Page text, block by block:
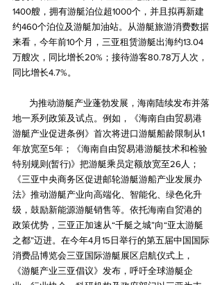
1400艘，拥有游艇泊位超1000个，并且拟再新建
约460个泊位及游艇加油站。从游艇旅游消费数据
来看，今年前10个月，三亚租赁游艇出海约13.04
万艘次，同比增长20%；接待游客80.78万人次，
同比增长4.7%。
为推动游艇产业蓬勃发展，海南陆续发布并落
地一系列政策及试点。例如，《海南自由贸易港
游艇产业促进条例》首次将进口游艇船龄限制从1
年放宽至5年；《海南自由贸易港游艇技术和检验
特别规则(暂行)》把游艇乘员定额放宽至26人；
《三亚中央商务区促进邮轮游艇游船产业发展办
法》推动游艇产业向高端化、智能化、绿色化升
级，鼓励新能源游艇销售等。依托海南自贸港的
政策优势，三亚正加速从“千艇之城”向“亚太游艇
之都”迈进。在今年4月15日举行的第五届中国国际
消费品博览会三亚国际游艇展区启航仪式上，
《游艇产业三亚倡议》发布，呼吁全球游艇企